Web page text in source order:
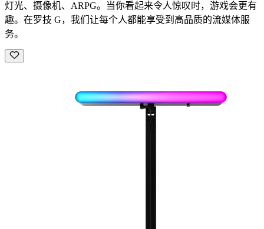
灯光、摄像机、ARPG。当你看起来令人惊叹时，游戏会更有
趣。在罗技 G，我们让每个人都能享受到高品质的流媒体服
务。